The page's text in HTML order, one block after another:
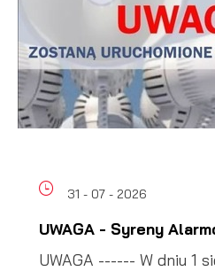
31 - 07 - 2026
UWAGA - Syreny
UWAGA ------ W dniu 1